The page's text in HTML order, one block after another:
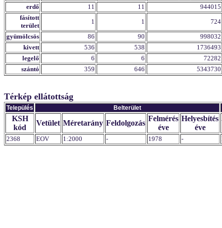
erdő 11 11
944015
fásított
terület
1 1
724
gyümölcsös
86 90
998032
kivett
536 538
1736493
legelő
6 6
72282
szántó
359 646 5343730
Térkép ellátottság
Település Belterület
KSH
kód
Vetület Méretarány Feldolgozás
Felmérés
éve
Helyesbítés
éve
2368 EOV 1:2000 - 1978 -